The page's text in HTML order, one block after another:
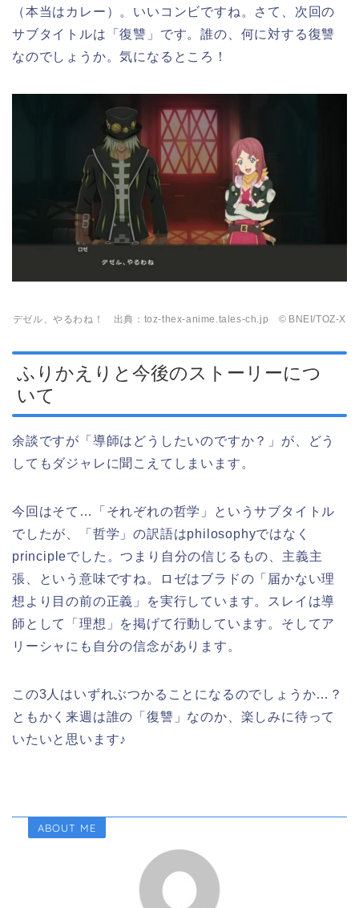
（本当はカレー）。いいコンビですね。さて、次回の
サブタイトルは「復讐」です。誰の、何に対する復讐
なのでしょうか。気になるところ！
デゼル、やるわね！ 出典：toz-thex-anime.tales-ch.jp © BNEI/TOZ-X
ふりかえりと今後のストーリーにつ
いて
余談ですが「導師はどうしたいのですか？」が、どう
してもダジャレに聞こえてしまいます。
今回はそて…「それぞれの哲学」というサブタイトル
でしたが、「哲学」の訳語はphilosophyではなく
principleでした。つまり自分の信じるもの、主義主
張、という意味ですね。ロゼはブラドの「届かない理
想より目の前の正義」を実行しています。スレイは導
師として「理想」を掲げて行動しています。そしてア
リーシャにも自分の信念があります。
この3人はいずれぶつかることになるのでしょうか…？
ともかく来週は誰の「復讐」なのか、楽しみに待って
いたいと思います♪
ABOUT ME